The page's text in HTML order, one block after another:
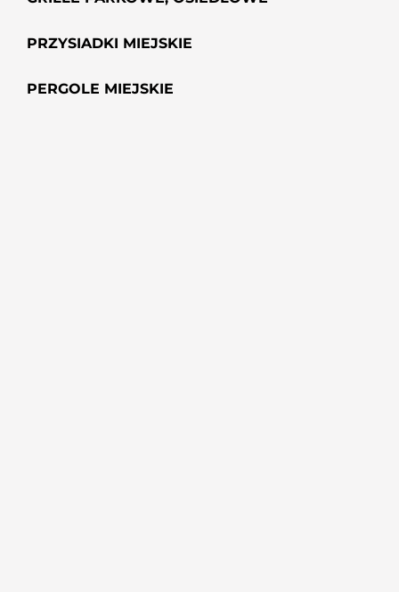
PRZYSIADKI MIEJSKIE
PERGOLE MIEJSKIE